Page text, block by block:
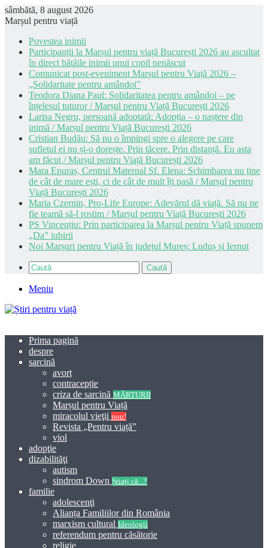
sâmbătă, 8 august 2026
Marșul pentru viață
Povestea inimii
Participanții la Marșul pentru viață București 2026 au ascultat
în direct bătăile inimii unui copil nenăscut
Comunicat post-eveniment Marșul pentru Viață 2026 –
„Solidaritate pentru amândoi”
Teodora Diana Paul: Solidaritatea pentru amândoi – pe
înțelesul tuturor / Marșul pentru Viață București 2026
Larisa Negru, persoană adoptată: Adopția – o naștere din
inimă / Marșul pentru Viață București 2026
Cristian Budău: Să nu o împingi spre o alegere pe care
sufletul ei nu și-o dorește. Prin tăcere. Prin distanță. Eu asta
am făcut / Marșul pentru Viață București 2026
Mara Epuraș, Centrul Maternal Sf. Elena: Schimbarea nu ține
de cât de mare ești, ci de cât de mult îți pasă / Marșul pentru
Viață București 2026
Maria Czernin, Pro-Life Europe: Adevărul dă viață. Să nu ne
fie teamă să-l rostim / Marșul pentru Viață București 2026
PS Vincențiu: Prin participarea la Marșul pentru Viață spunem
„Da” iubirii
Noi Marșuri pentru Viață în județul Mureș: Luduș și Iernut
Caută
Meniu
Prima pagină
despre
sarcină
avort
contracepție
criza de sarcină MĂRTURII
Marșul pentru Viață
miracolul vieţii nou!
Revista „Pentru viață”
viol
adopţie
dizabilităţi
autism
sindrom Down Știați că...?
familie
adolescenţi
Alianța Familiilor din România
marxism cultural Ideologii
referendum pentru căsătorie
religie